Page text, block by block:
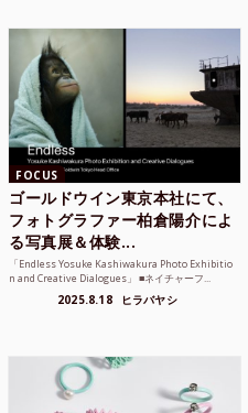
FOCUS
ゴールドウイン東京本社にて、
フォトグラファー柏倉陽介によ
る写真展＆体験...
「Endless Yosuke Kashiwakura Photo Exhibitio
n and Creative Dialogues」 ■ネイチャーフ...
2025.8.18 ヒラバヤシ